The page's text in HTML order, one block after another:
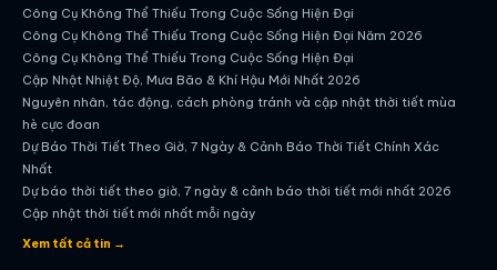
Công Cụ Không Thể Thiếu Trong Cuộc Sống Hiện Đại
Công Cụ Không Thể Thiếu Trong Cuộc Sống Hiện Đại Năm 2026
Công Cụ Không Thể Thiếu Trong Cuộc Sống Hiện Đại
Cập Nhật Nhiệt Độ, Mưa Bão & Khí Hậu Mới Nhất 2026
Nguyên nhân, tác động, cách phòng tránh và cập nhật thời tiết mùa
hè cực đoan
Dự Báo Thời Tiết Theo Giờ, 7 Ngày & Cảnh Báo Thời Tiết Chính Xác
Nhất
Dự báo thời tiết theo giờ, 7 ngày & cảnh báo thời tiết mới nhất 2026
Cập nhật thời tiết mới nhất mỗi ngày
Hướng dẫn đầy đủ về dự báo thời tiết hiện đại
Xem tất cả tin →